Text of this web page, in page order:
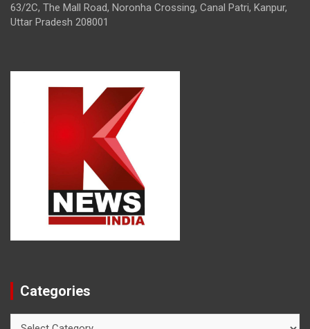
63/2C, The Mall Road, Noronha Crossing, Canal Patri, Kanpur,
Uttar Pradesh 208001
Categories